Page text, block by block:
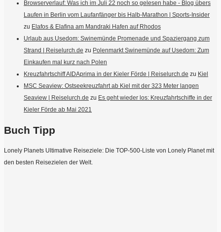
Browserverlauf: Was ich im Juli 22 noch so gelesen habe - Blog übers
Laufen in Berlin vom Laufanfänger bis Halb-Marathon | Sports-Insider
zu Elafos & Elafina am Mandraki Hafen auf Rhodos
Urlaub aus Usedom: Swinemünde Promenade und Spaziergang zum
Strand | Reiselurch.de zu Polenmarkt Swinemünde auf Usedom: Zum
Einkaufen mal kurz nach Polen
Kreuzfahrtschiff AIDAprima in der Kieler Förde | Reiselurch.de zu Kiel
MSC Seaview: Ostseekreuzfahrt ab Kiel mit der 323 Meter langen
Seaview | Reiselurch.de zu Es geht wieder los: Kreuzfahrtschiffe in der
Kieler Förde ab Mai 2021
Buch Tipp
Lonely Planets Ultimative Reiseziele: Die TOP-500-Liste von Lonely Planet mit
den besten Reisezielen der Welt.